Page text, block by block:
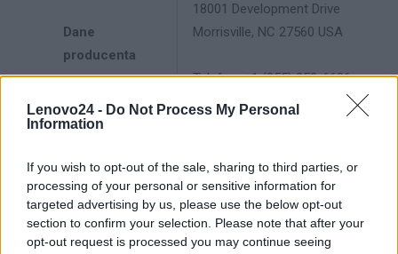
Lenovo24 - Do Not Process My Personal
Information
If you wish to opt-out of the sale, sharing to third parties, or
processing of your personal or sensitive information for
targeted advertising by us, please use the below opt-out
section to confirm your selection. Please note that after your
opt-out request is processed you may continue seeing
Dane
producenta
18001 Development Drive
Morrisville, NC 27560 USA
Telefon: +1 (855) 253-6686
https://lenovo.com
Podmiot
odpowiedzialny
o.o.
ul. Gottlieba Daimlera 1
02-460 Warszawa
info_pl@lenovo.com